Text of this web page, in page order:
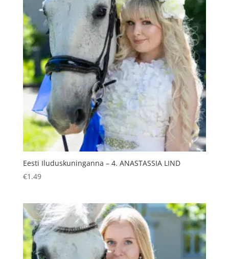
Eesti Iluduskuninganna – 4. ANASTASSIA LIND
€1.49